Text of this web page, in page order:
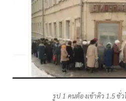
รูป 1 คนต้องเข้าคิว 1.5 ชั่